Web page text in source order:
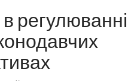
регулюванні